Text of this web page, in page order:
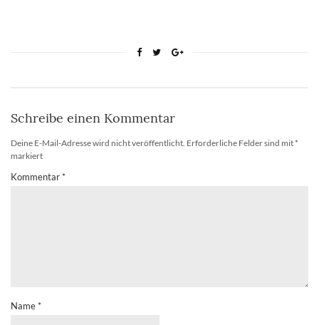
Schreibe einen Kommentar
Deine E-Mail-Adresse wird nicht veröffentlicht. Erforderliche Felder sind mit *
markiert
Kommentar *
Name *